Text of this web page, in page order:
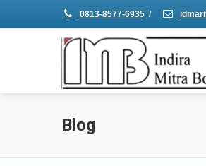
0813-8577-6935 /
Blog